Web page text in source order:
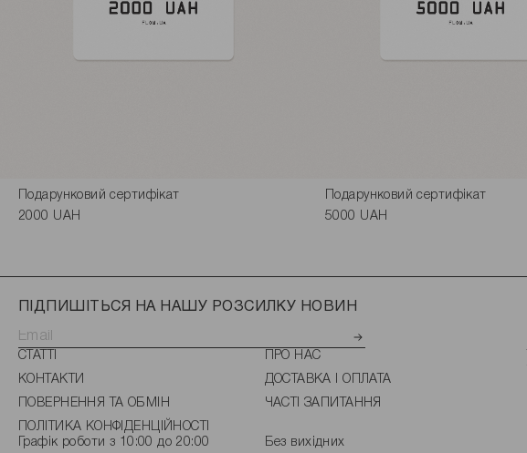
Подарунковий сертифікат
2000 UAH
Подарунковий сертифікат
5000 UAH
ПІДПИШІТЬСЯ НА НАШУ РОЗСИЛКУ НОВИН
СТАТТІ
ПРО НАС
КОНТАКТИ
ДОСТАВКА І ОПЛАТА
ПОВЕРНЕННЯ ТА ОБМІН
ЧАСТІ ЗАПИТАННЯ
ПОЛІТИКА КОНФІДЕНЦІЙНОСТІ
Графік роботи з 10:00 до 20:00
Без вихідних